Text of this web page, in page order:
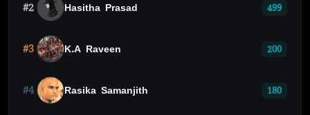
#2 Hasitha Prasad 499
#3 K.A Raveen 200
#4 Rasika Samanjith 180